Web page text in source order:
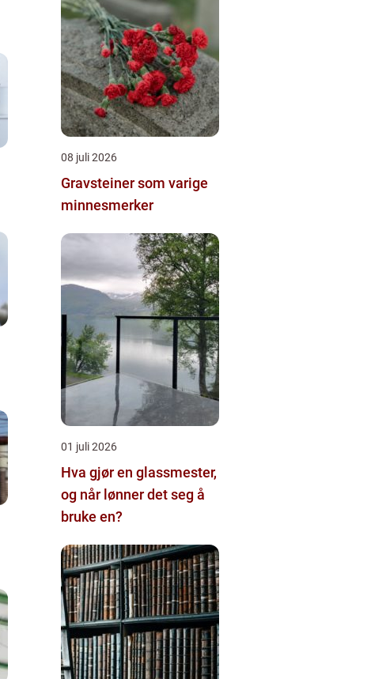
08 juli 2026
Gravsteiner som varige
minnesmerker
01 juli 2026
Hva gjør en glassmester,
og når lønner det seg å
bruke en?